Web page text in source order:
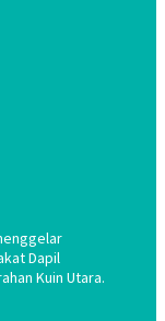
Dapil
Kuin Utara.